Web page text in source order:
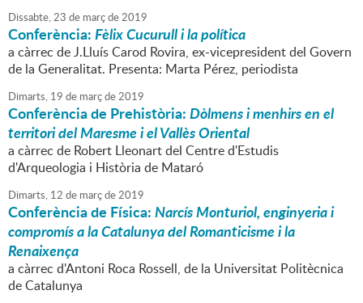
Dissabte,23 de marçde2019
Conferència:Fèlix Cucurull i la política
a càrrec de J.Lluís Carod Rovira, ex-vicepresident del Govern
de la Generalitat. Presenta: Marta Pérez, periodista
Dimarts, 19 de marçde2019
Conferència de Prehistòria:Dòlmens i menhirs en el
territori del Maresme i el Vallès Oriental
a càrrec de Robert Lleonart del Centre d'Estudis
d'Arqueologia i Història de Mataró
Dimarts, 12 de marçde2019
Conferència de Física:Narcís Monturiol, enginyeria i
compromís a la Catalunya del Romanticisme i la
Renaixença
a càrrec d'Antoni Roca Rossell, de la Universitat Politècnica
de Catalunya